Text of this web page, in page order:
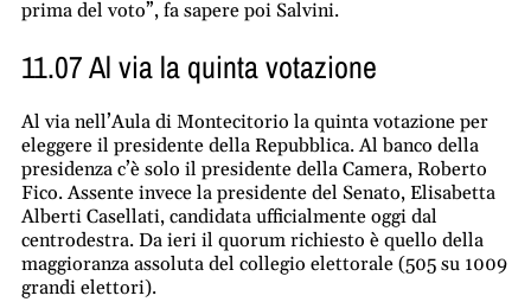
prima del voto”, fa sapere poi Salvini.
11.07 Al via la quinta votazione
Al via nell’Aula di Montecitorio la quinta votazione per
eleggere il presidente della Repubblica. Al banco della
presidenza c’è solo il presidente della Camera, Roberto
Fico. Assente invece la presidente del Senato, Elisabetta
Alberti Casellati, candidata ufficialmente oggi dal
centrodestra. Da ieri il quorum richiesto è quello della
maggioranza assoluta del collegio elettorale (505 su 1009
grandi elettori).